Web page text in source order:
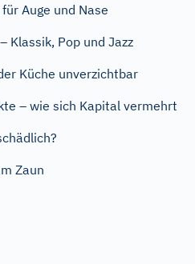
Auge und Nase
Klassik, Pop und Jazz
Küche unverzichtbar
– wie sich Kapital vermehrt
Zaun